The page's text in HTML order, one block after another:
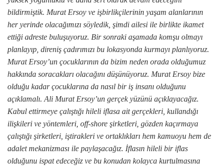
bildirmiştik. Murat Ersoy ve işbirlikçilerinin yaşam alanlarının
her yerinde olacağımızı söyledik, şimdi ailesi ile birlikte ikamet
ettiği adreste buluşuyoruz. Bir sonraki aşamada komşu olmayı
planlayıp, direniş çadırımızı bu lokasyonda kurmayı planlıyoruz.
Murat Ersoy’un çocuklarının da bizim neden orada olduğumuz
hakkında soracakları olacağını düşünüyoruz. Murat Ersoy bize
olduğu kadar çocuklarına da nasıl bir iş insanı olduğunu
açıklamalı. Ali Murat Ersoy’un gerçek yüzünü açıklayacağız.
Kabul ettirmeye çalıştığı hileli iflasa ait gerçekleri, kullandığı
ilişkileri ve yöntemleri, off-shore şirketleri, gözden kaçırmaya
çalıştığı şirketleri, iştirakleri ve ortaklıkları hem kamuoyu hem de
adalet mekanizması ile paylaşacağız. İflasın hileli bir iflas
olduğunu ispat edeceğiz ve bu konudan kolayca kurtulmasına